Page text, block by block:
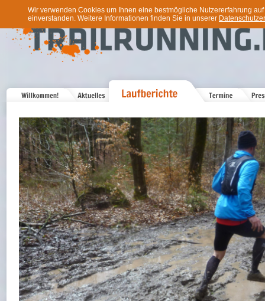
Wir verwenden Cookies um Ihnen eine bestmögliche Nutzererfahrung
einverstanden. Weitere Informationen finden Sie in unserer